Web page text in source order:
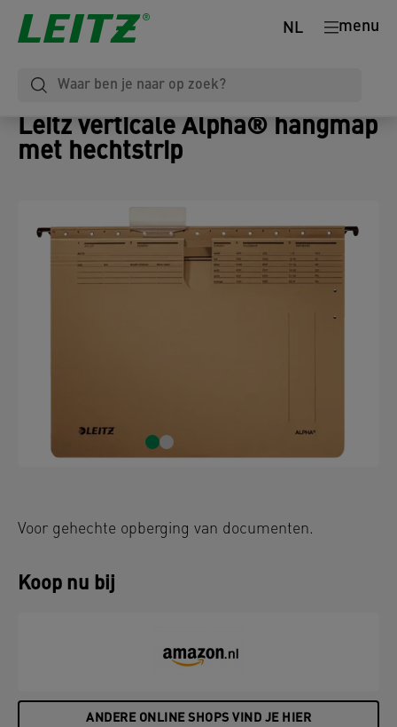
menu
NL
Leitz verticale Alpha® hangmap
met hechtstrip
Voor gehechte opberging van documenten.
Koop nu bij
ANDERE ONLINE SHOPS VIND JE HIER